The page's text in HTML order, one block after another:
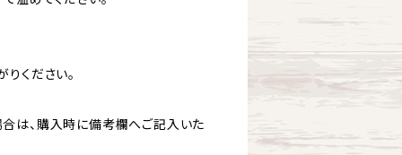
ください。
は、購入時に備考欄へご記入いた